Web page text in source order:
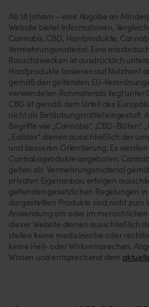
Ab 18 Jahren – eine Abgabe an
Website bietet Informationen,
Cannabis, CBD, Hanfprodukte,
Vermehrungsmaterial. Eine
Rauschzwecken ist ausdrücklich
Hanfprodukte basieren auf Nutzhanf
gemäß den geltenden EU-
verwendeten Rohmaterials liegt unter
CBD ist gemäß dem Urteil des
nicht als Betäubungsmittel eingestuft.
Begriffe wie „Cannabis“, „CBD-Blüten“,
„Edibles“ dienen ausschließlich der
und besseren Orientierung. Es
Cannabisprodukte angeboten.
gelten als Vermehrungsmaterial
privaten Eigenanbau erfolgen
geltenden gesetzlichen Regelungen
dargestellten Produkte sind nicht zum
Anwendung am oder im
dieser Website dienen ausschließlich
stellen keine medizinische oder
keine Heil- oder Wirkversprechen.
Wissen und entsprechend dem